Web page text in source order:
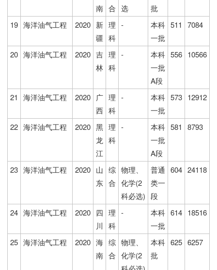
南 合 选
批
19 海洋油气工程 2020 新
疆
理
科
-
本科
一批
511 7084
20 海洋油气工程 2020 吉
林
理
科
-
本科
一批
A段
556 10566
21 海洋油气工程 2020
广
西
理
科
-
本科
一批
573 12912
22 海洋油气工程 2020 黑
龙
江
理
科
-
本科
一批
A段
581 8793
23 海洋油气工程 2020 山
东
综
合
物理、
化学(2
科必选)
普通
类一
段
604 24118
24 海洋油气工程 2020 四
川
理
科
-
本科
一批
614 18516
25 海洋油气工程 2020 海
南
综
合
物理、
化学(2
本科
批
625 6257